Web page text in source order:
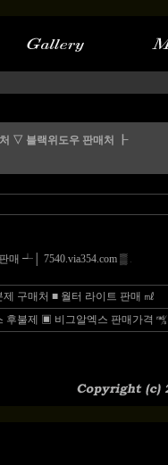
▽ 블랙위도우 판매처 ┠
매 ┵│ 7540.via354.com ▒
제 구매처 ■ 월터 라이트 판매 ㎖
후불제 ▣ 비그알엑스 판매가격 ㎮